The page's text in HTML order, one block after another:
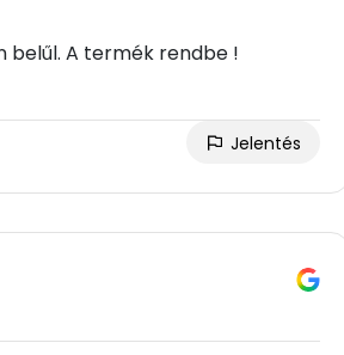
belűl. A termék rendbe !
Jelentés